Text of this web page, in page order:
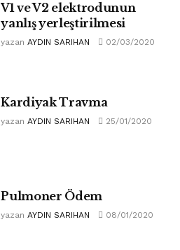
V1 ve V2 elektrodunun
yanlış yerleştirilmesi
yazan AYDIN SARIHAN 02/03/2020
Kardiyak Travma
yazan AYDIN SARIHAN 25/01/2020
Pulmoner Ödem
yazan AYDIN SARIHAN 08/01/2020